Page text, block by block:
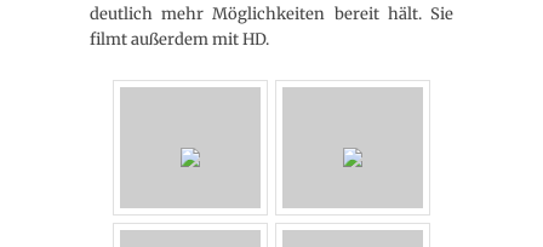
deutlich mehr Möglichkeiten bereit hält. Sie
filmt außerdem mit HD.